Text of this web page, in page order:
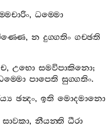
,ධම‍්මො
,න දුග‍්ගතිං ගච‍්ඡති
ච,උභො සමවිපාකිනො;
පාපෙති සුග‍්ගතිං.
ඡන්‍දං,ඉති මොදමානො
සාවකා,නීයන‍්ති ධීරා